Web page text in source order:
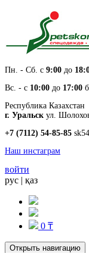
Пн. - Cб. с 9:00 до
Вс. - с 10:00 до 17:00
Республика Казахстан
г. Уральск ул.
+7 (7112) 54-85-85
Наш инстаграм
войти
рус | қаз
0 ₸
Открыть навигацию